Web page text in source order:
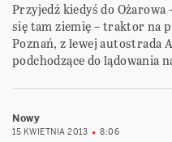
Przyjedź kiedyś do Ożarowa
się tam ziemię – traktor na
Poznań, z lewej autostrada
podchodzące do lądowania
Nowy
15 KWIETNIA 2013 8:06